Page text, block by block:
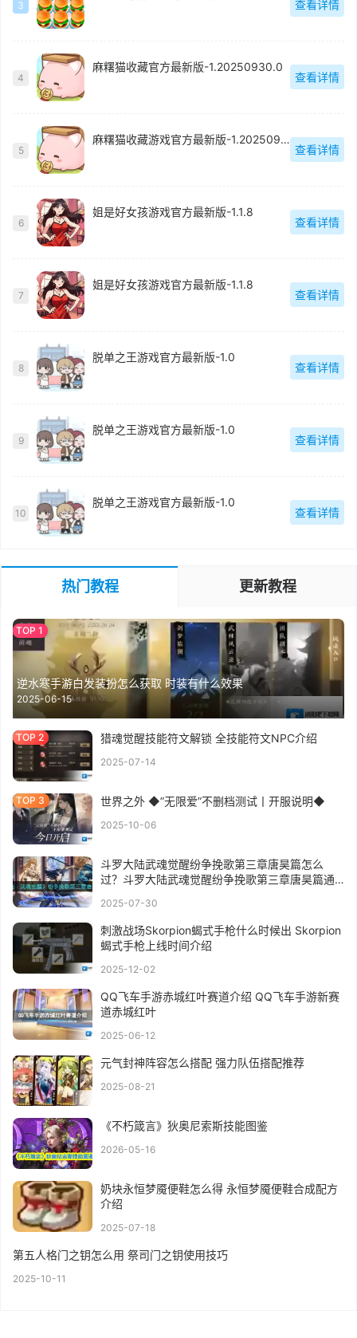
3 查看详情
4
麻糬猫收藏官方最新版-1.20250930.0
查看详情
5
麻糬猫收藏游戏官方最新版-1.20250930.0
查看详情
6
姐是好女孩游戏官方最新版-1.1.8
查看详情
7
姐是好女孩游戏官方最新版-1.1.8
查看详情
8
脱单之王游戏官方最新版-1.0
查看详情
9
脱单之王游戏官方最新版-1.0
查看详情
10
脱单之王游戏官方最新版-1.0
查看详情
热门教程 更新教程
逆水寒手游白发装扮怎么获取 时装有什么效果
2025-06-15
猎魂觉醒技能符文解锁 全技能符文NPC介绍
2025-07-14
世界之外 ◆”无限爱”不删档测试丨开服说明◆
2025-10-06
斗罗大陆武魂觉醒纷争挽歌第三章唐昊篇怎么
过？斗罗大陆武魂觉醒纷争挽歌第三章唐昊篇通
2025-07-30
刺激战场Skorpion蝎式手枪什么时候出 Skorpion
蝎式手枪上线时间介绍
2025-12-02
QQ飞车手游赤城红叶赛道介绍 QQ飞车手游新赛
道赤城红叶
2025-06-12
元气封神阵容怎么搭配 强力队伍搭配推荐
2025-08-21
《不朽箴言》狄奥尼索斯技能图鉴
2026-05-16
奶块永恒梦魇便鞋怎么得 永恒梦魇便鞋合成配方
介绍
2025-07-18
第五人格门之钥怎么用 祭司门之钥使用技巧
2025-10-11